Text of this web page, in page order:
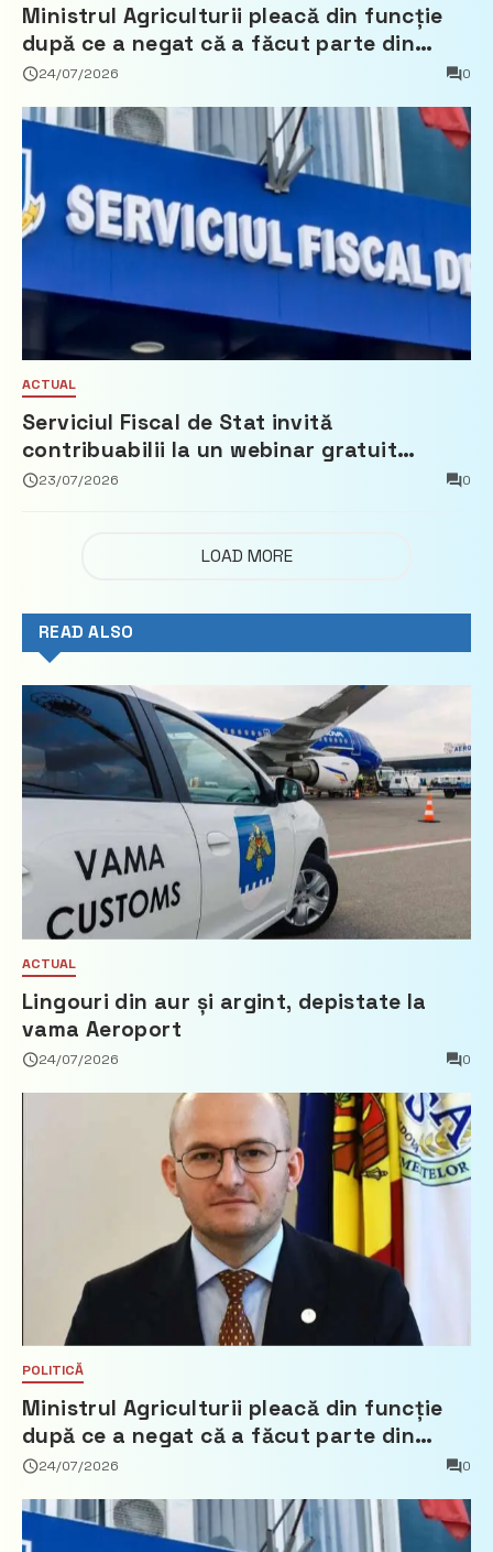
Ministrul Agriculturii pleacă din funcție
după ce a negat că a făcut parte din
Partidul Democrat
24/07/2026 0
ACTUAL
Serviciul Fiscal de Stat invită
contribuabilii la un webinar gratuit
privind calculul impozitului pe bunurile
23/07/2026 0
LOAD MORE
READ ALSO
ACTUAL
Lingouri din aur și argint, depistate la
vama Aeroport
24/07/2026 0
POLITICĂ
Ministrul Agriculturii pleacă din funcție
după ce a negat că a făcut parte din
Partidul Democrat
24/07/2026 0